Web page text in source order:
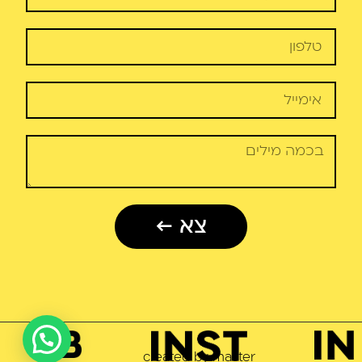
צא ←
created by master
2023